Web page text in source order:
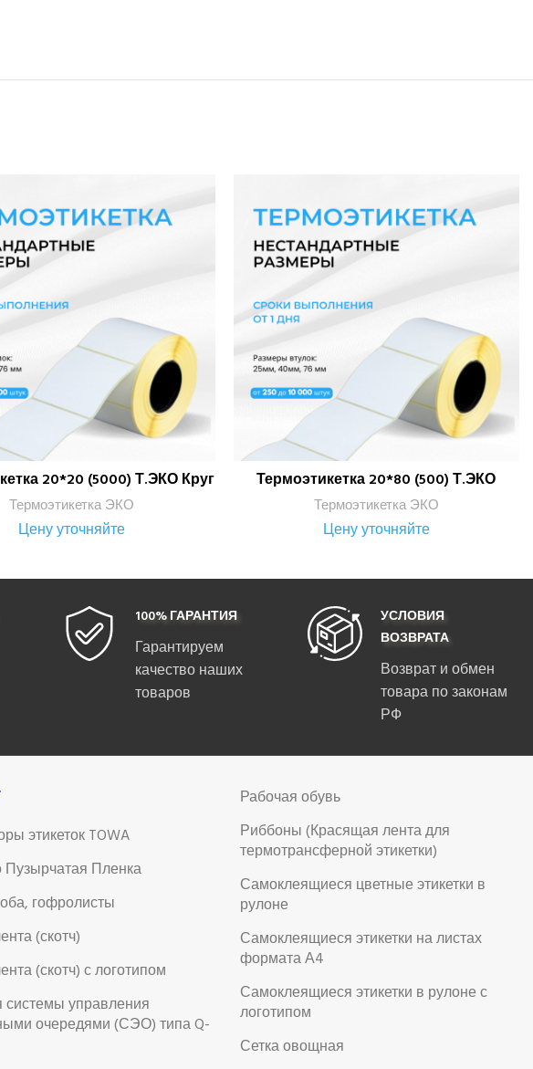
ПОДРОБНЕЕ
20*20 (5000) Т.ЭКО Круг
Термоэтикетка ЭКО
Цену уточняйте
ПОДРОБНЕЕ
Термоэтикетка 20*80 (500) Т.ЭКО
Термоэтикетка ЭКО
Цену уточняйте
100% ГАРАНТИЯ
Гарантируем
качество наших
товаров
УСЛОВИЯ
ВОЗВРАТА
Возврат и обмен
товара по законам
РФ
этикеток TOWA
Пленка
гофролисты
(скотч)
(скотч) с логотипом
системы управления
очередями (СЭО) типа Q-
Рабочая обувь
Риббоны (Красящая лента для
термотрансферной этикетки)
Самоклеящиеся цветные этикетки в
рулоне
Самоклеящиеся этикетки на листах
формата А4
Самоклеящиеся этикетки в рулоне с
логотипом
Сетка овощная